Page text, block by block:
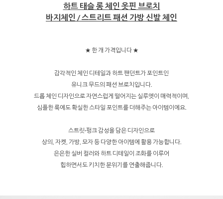
하트 태슬 롱 체인 옷핀 브로치
바지체인 / 스트리트 패션 가방 신발 체인
★ 한 개 가격입니다 ★
감각적인 체인 디테일과 하트 팬던트가 포인트인
유니크 무드의 패션 브로치입니다.
드롭 체인 디자인으로 자연스럽게 떨어지는 실루엣이 매력적이며,
심플한 룩에도 확실한 스타일 포인트를 더해주는 아이템이에요.
스트릿·펑크 감성을 담은 디자인으로
상의, 자켓, 가방, 모자 등 다양한 아이템에 활용 가능합니다.
은은한 실버 컬러와 하트 디테일이 조화를 이루어
힙하면서도 키치한 분위기를 연출해줍니다.